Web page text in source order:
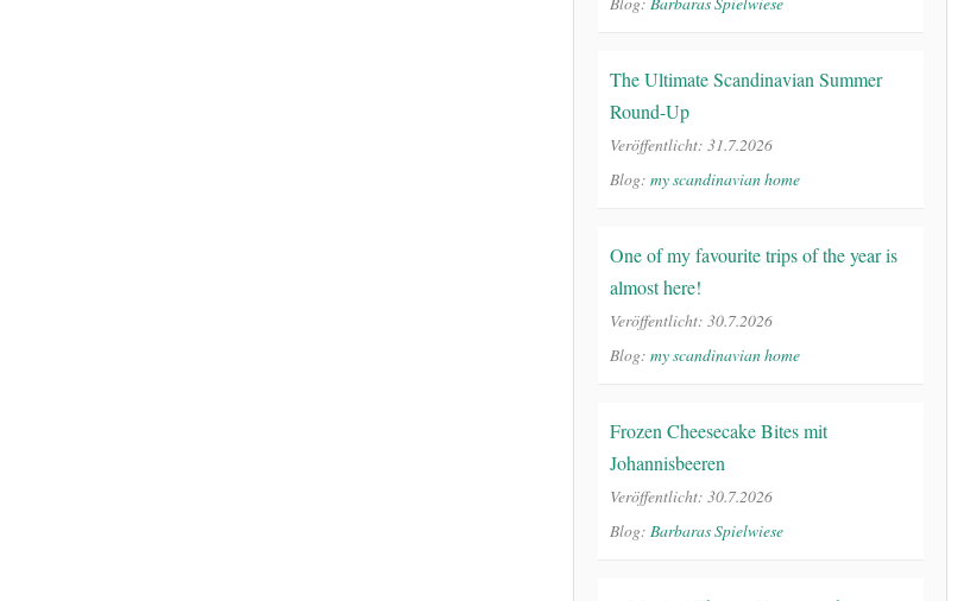
The Ultimate Scandinavian Summer
Round-Up
Veröffentlicht: 31.7.2026
Blog: my scandinavian home
One of my favourite trips of the year is
almost here!
Veröffentlicht: 30.7.2026
Blog: my scandinavian home
Frozen Cheesecake Bites mit
Johannisbeeren
Veröffentlicht: 30.7.2026
Blog: Barbaras Spielwiese